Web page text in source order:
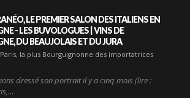
LE PREMIER SALON DES ITALIENS EN
- LES BUVOLOGUES | VINS DE
DU BEAUJOLAIS ET DU JURA
la plus Bourguignonne des importatrices
dressé son portrait il y a cinq mois (lire :